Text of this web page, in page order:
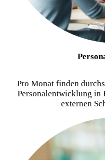
Pro Monat finden
Personalentwicklung in
externen